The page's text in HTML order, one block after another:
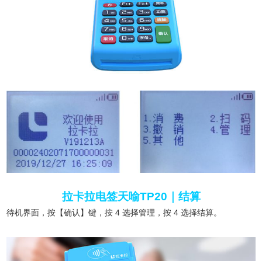
拉卡拉电签天喻TP20｜结算
待机界面，按【确认】键，按 4 选择管理，按 4 选择结算。